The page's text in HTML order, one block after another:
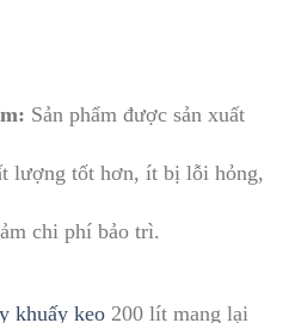
Sản phẩm được sản xuất
lượng tốt hơn, ít bị lỗi hỏng,
chi phí bảo trì.
khuấy keo 200 lít mang lại